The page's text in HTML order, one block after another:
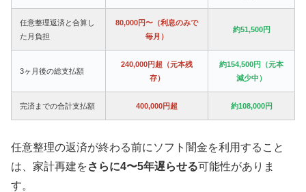
任意整理返済と合算し
た月負担
80,000円〜（利息のみで
毎月）
約51,500円
3ヶ月後の総支払額
240,000円超（元本残
存）
約154,500円（元本
減少中）
完済までの合計支払額 400,000円超 約108,000円
任意整理の返済が終わる前にソフト闇金を利用すること
は、家計再建をさらに4〜5年遅らせる可能性がありま
す。